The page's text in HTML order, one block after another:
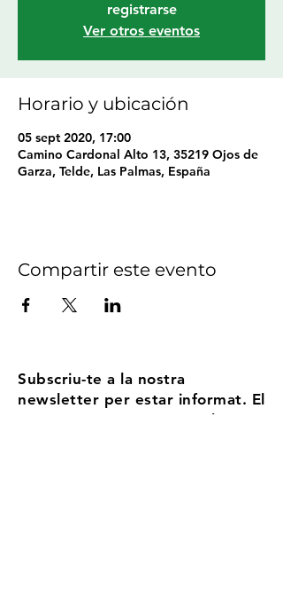
registrarse
Ver otros eventos
Horario y ubicación
05 sept 2020, 17:00
Camino Cardonal Alto 13, 35219 Ojos de
Garza, Telde, Las Palmas, España
Compartir este evento
Subscriu-te a la nostra
newsletter per estar informat. El
nostre compromís? No volem